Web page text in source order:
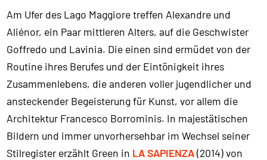
Am Ufer des Lago Maggiore treffen Alexandre und
Aliénor, ein Paar mittleren Alters, auf die Geschwister
Goffredo und Lavinia. Die einen sind ermüdet von der
Routine ihres Berufes und der Eintönigkeit ihres
Zusammenlebens, die anderen voller jugendlicher und
ansteckender Begeisterung für Kunst, vor allem die
Architektur Francesco Borrominis. In majestätischen
Bildern und immer unvorhersehbar im Wechsel seiner
Stilregister erzählt Green in LA SAPIENZA(2014) von